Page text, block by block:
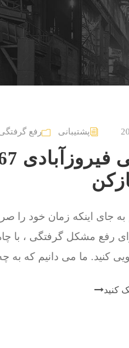
پشتیبانی رفع
به جای اینکه زمان خود را
رفع مشکل گرفتگی ، با
کنید. ما می دانیم که به
کنید